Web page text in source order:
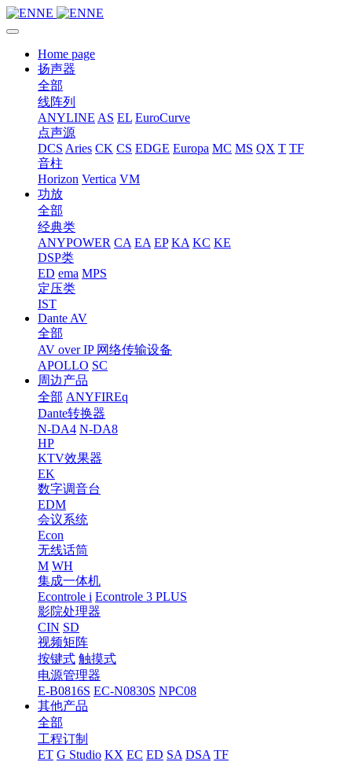
Home page
扬声器
全部
线阵列
ANYLINE AS EL EuroCurve
点声源
DCS Aries CK CS EDGE Europa MC MS QX T TF
音柱
Horizon Vertica VM
功放
全部
经典类
ANYPOWER CA EA EP KA KC KE
DSP类
ED ema MPS
定压类
IST
Dante AV
全部
AV over IP 网络传输设备
APOLLO SC
周边产品
全部 ANYFIREq
Dante转换器
N-DA4 N-DA8
HP
KTV效果器
EK
数字调音台
EDM
会议系统
Econ
无线话筒
M WH
集成一体机
Econtrole i Econtrole 3 PLUS
影院处理器
CIN SD
视频矩阵
按键式 触摸式
电源管理器
E-B0816S EC-N0830S NPC08
其他产品
全部
工程订制
ET G Studio KX EC ED SA DSA TF